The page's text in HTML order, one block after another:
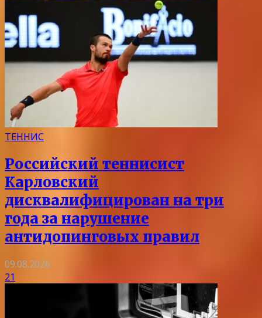
ТЕННИС
Российский теннисист
Карловский
дисквалифицирован на три
года за нарушение
антидопинговых правил
09.08.2026
21